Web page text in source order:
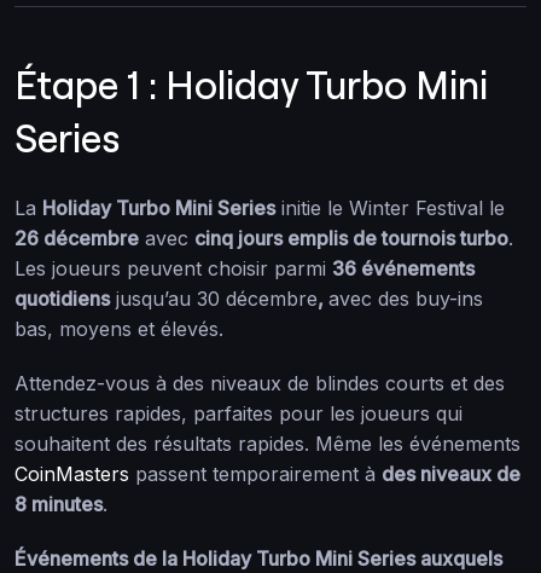
Étape 1 : Holiday Turbo Mini
Series
La Holiday Turbo Mini Seriesinitie le Winter Festival le
26 décembre avec cinq jours emplis de tournois turbo.
Les joueurs peuvent choisir parmi 36 événements
quotidiensjusqu’au 30 décembre, avec des buy-ins
bas, moyens et élevés.
Attendez-vous à des niveaux de blindes courts et des
structures rapides, parfaites pour les joueurs qui
souhaitent des résultats rapides. Même les événements
CoinMasters passent temporairement à des niveaux de
8 minutes.
Événements de la Holiday Turbo Mini Series auxquels